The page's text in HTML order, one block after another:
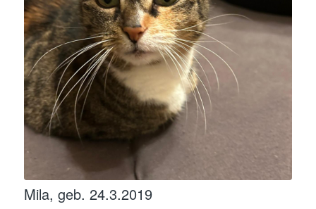
Mila, geb. 24.3.2019